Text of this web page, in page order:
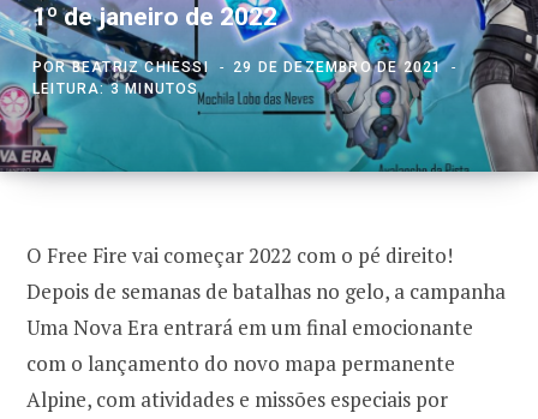
1º de janeiro de 2022
PORBEATRIZ CHIESSI
29 DE DEZEMBRO DE 2021
LEITURA: 3 MINUTOS
O Free Fire vai começar 2022 com o pé direito!
Depois de semanas de batalhas no gelo, a campanha
Uma Nova Era entrará em um final emocionante
com o lançamento do novo mapa permanente
Alpine, com atividades e missões especiais por